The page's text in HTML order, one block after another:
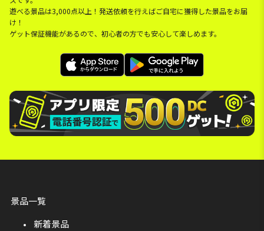
遊べる景品は3,000点以上！発送依頼を行えばご自宅に獲得した景品をお届
け！
ゲット保証機能があるので、初心者の方でも安心して楽しめます。
景品一覧
新着景品